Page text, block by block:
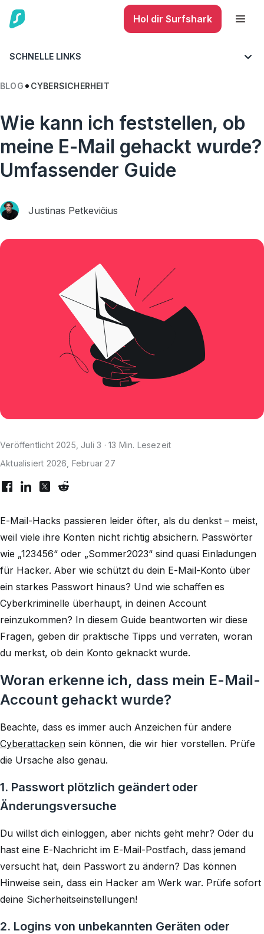
Hol dir Surfshark
SCHNELLE LINKS
BLOG CYBERSICHERHEIT
Wie kann ich feststellen, ob
meine E-Mail gehackt wurde?
Umfassender Guide
Justinas Petkevičius
Veröffentlicht 2025, Juli 3 · 13 Min. Lesezeit
Aktualisiert 2026, Februar 27
E-Mail-Hacks passieren leider öfter, als du denkst – meist,
weil viele ihre Konten nicht richtig absichern. Passwörter
wie „123456“ oder „Sommer2023“ sind quasi Einladungen
für Hacker. Aber wie schützt du dein E-Mail-Konto über
ein starkes Passwort hinaus? Und wie schaffen es
Cyberkriminelle überhaupt, in deinen Account
reinzukommen? In diesem Guide beantworten wir diese
Fragen, geben dir praktische Tipps und verraten, woran
du merkst, ob dein Konto geknackt wurde.
Woran erkenne ich, dass mein E-Mail-
Account gehackt wurde?
Beachte, dass es immer auch Anzeichen für andere
Cyberattackensein können, die wir hier vorstellen. Prüfe
die Ursache also genau.
1. Passwort plötzlich geändert oder
Änderungsversuche
Du willst dich einloggen, aber nichts geht mehr? Oder du
hast eine E-Nachricht im E-Mail-Postfach, dass jemand
versucht hat, dein Passwort zu ändern? Das können
Hinweise sein, dass ein Hacker am Werk war. Prüfe sofort
deine Sicherheitseinstellungen!
2. Logins von unbekannten Geräten oder